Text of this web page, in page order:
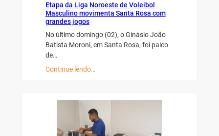
Etapa da Liga Noroeste de Voleibol
Masculino movimenta Santa Rosa com
grandes jogos
No último domingo (02), o Ginásio João
Batista Moroni, em Santa Rosa, foi palco
de…
Continue lendo…